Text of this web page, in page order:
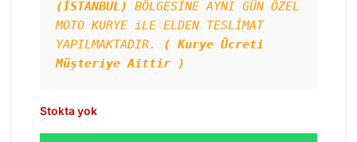
(İSTANBUL)
BÖLGESİNE AYNI GÜN ÖZEL
MOTO KURYE iLE ELDEN TESLİMAT
YAPILMAKTADIR.
( Kurye Ücreti
Müşteriye Aittir )
Stokta yok